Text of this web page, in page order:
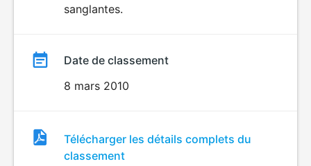
sanglantes.
Date de classement
8 mars 2010
Fichier
de
classement
Télécharger les détails complets du
classement